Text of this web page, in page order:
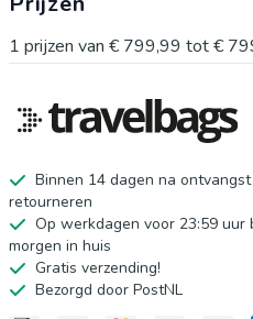
strak design met de praktische
intensief gebruik tijdens
Aantal wielen: 4 soepele
trekstang * Afmetingen: 66 x
ATX TRVL Hardside Medium
00080) Met een inhoud van 70
geschikt voor een vakantie of
binnenzijde is zo ingedeeld dat
overzichtelijk kunt opbergen
1 prijzen van € 799,99 tot€
Binnen 14 dagen na
retourneren
Op werkdagen voor 23:59 uur
morgen in huis
Gratis verzending!
Bezorgd door PostNL